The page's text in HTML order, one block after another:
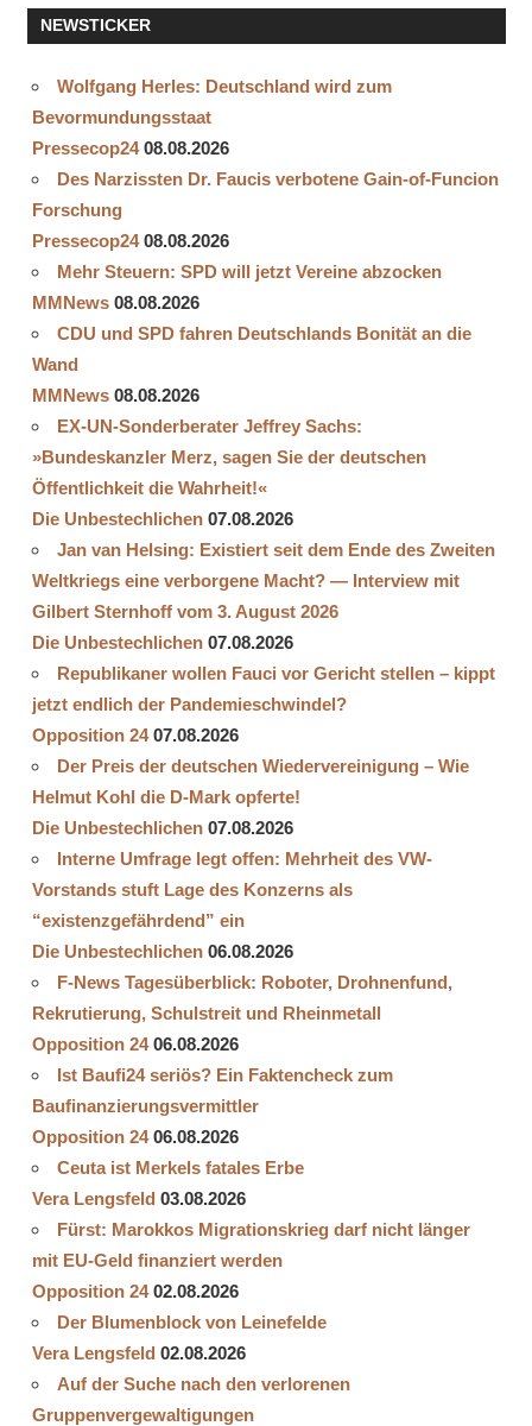
NEWSTICKER
Wolfgang Herles: Deutschland wird zum
Bevormundungsstaat
Pressecop24 08.08.2026
Des Narzissten Dr. Faucis verbotene Gain-of-Funcion
Forschung
Pressecop24 08.08.2026
Mehr Steuern: SPD will jetzt Vereine abzocken
MMNews 08.08.2026
CDU und SPD fahren Deutschlands Bonität an die
Wand
MMNews 08.08.2026
EX-UN-Sonderberater Jeffrey Sachs:
»Bundeskanzler Merz, sagen Sie der deutschen
Öffentlichkeit die Wahrheit!«
Die Unbestechlichen 07.08.2026
Jan van Helsing: Existiert seit dem Ende des Zweiten
Weltkriegs eine verborgene Macht? — Interview mit
Gilbert Sternhoff vom 3. August 2026
Die Unbestechlichen 07.08.2026
Republikaner wollen Fauci vor Gericht stellen – kippt
jetzt endlich der Pandemieschwindel?
Opposition 24 07.08.2026
Der Preis der deutschen Wiedervereinigung – Wie
Helmut Kohl die D‑Mark opferte!
Die Unbestechlichen 07.08.2026
Interne Umfrage legt offen: Mehrheit des VW-
Vorstands stuft Lage des Konzerns als
“existenzgefährdend” ein
Die Unbestechlichen 06.08.2026
F-News Tagesüberblick: Roboter, Drohnenfund,
Rekrutierung, Schulstreit und Rheinmetall
Opposition 24 06.08.2026
Ist Baufi24 seriös? Ein Faktencheck zum
Baufinanzierungsvermittler
Opposition 24 06.08.2026
Ceuta ist Merkels fatales Erbe
Vera Lengsfeld 03.08.2026
Fürst: Marokkos Migrationskrieg darf nicht länger
mit EU-Geld finanziert werden
Opposition 24 02.08.2026
Der Blumenblock von Leinefelde
Vera Lengsfeld 02.08.2026
Auf der Suche nach den verlorenen
Gruppenvergewaltigungen